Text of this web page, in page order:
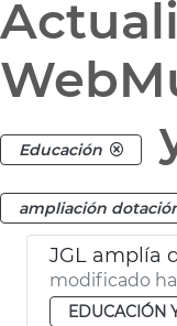
Educación
ampliación
modificado
EDUCACIÓN